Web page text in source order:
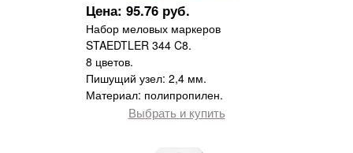
Цена: 95.76 руб.
Набор меловых маркеров
STAEDTLER 344 C8.
8 цветов.
Пишущий узел: 2,4 мм.
Материал: полипропилен.
Выбрать и купить